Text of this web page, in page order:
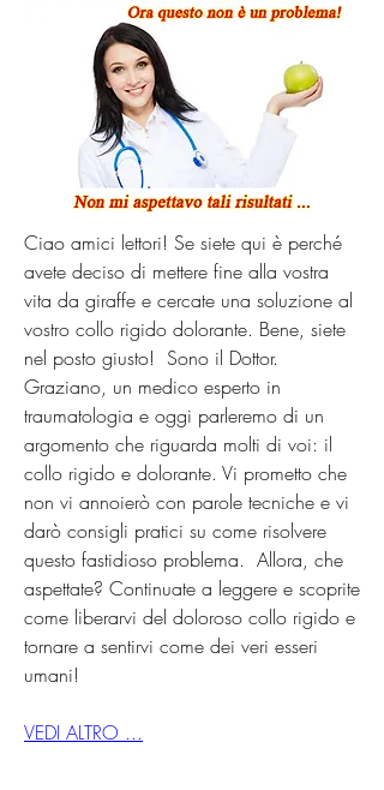
Ciao amici lettori! Se siete qui è perché
avete deciso di mettere fine alla vostra
vita da giraffe e cercate una soluzione al
vostro collo rigido dolorante. Bene, siete
nel posto giusto!  Sono il Dottor.
Graziano, un medico esperto in
traumatologia e oggi parleremo di un
argomento che riguarda molti di voi: il
collo rigido e dolorante. Vi prometto che
non vi annoierò con parole tecniche e vi
darò consigli pratici su come risolvere
questo fastidioso problema.  Allora, che
aspettate? Continuate a leggere e scoprite
come liberarvi del doloroso collo rigido e
tornare a sentirvi come dei veri esseri
umani!
VEDI ALTRO ...